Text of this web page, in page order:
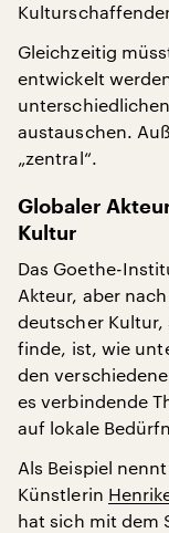
Gleichzeitig
entwickelt
austauschen.
„zentral“.
Globaler
Kultur
Das Goethe-
Akteur, aber
deutscher Kultur,
finde, ist, wie
den
es verbindende
auf lokale
Als Beispiel
Künstlerin
hat sich mit dem